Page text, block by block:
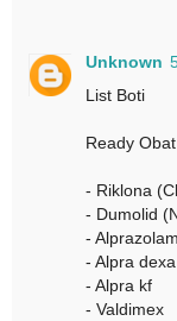
Unknown
List Boti
Ready
- Riklona
- Dumolid
-
- Alpra dexa
- Alpra kf
- Valdimex